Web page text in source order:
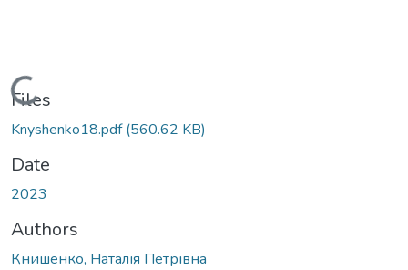
Loading...
Files
Knyshenko18.pdf(560.62 KB)
Date
2023
Authors
Книшенко, Наталія Петрівна